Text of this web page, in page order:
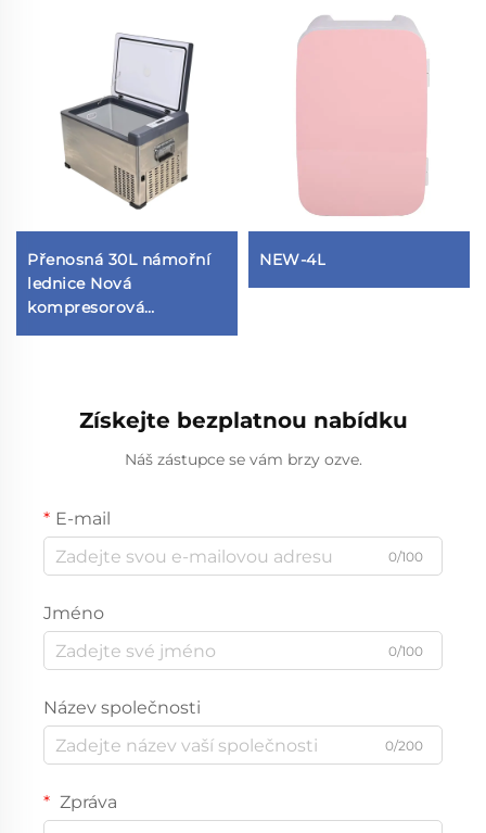
Přenosná 30L námořní
lednice Nová
kompresorová
NEW-4L
Získejte bezplatnou nabídku
Náš zástupce se vám brzy ozve.
E-mail
0/100
Jméno
0/100
Název společnosti
0/200
Zpráva